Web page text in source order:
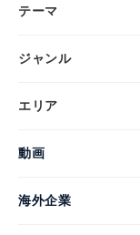
テーマ
ジャンル
エリア
動画
海外企業